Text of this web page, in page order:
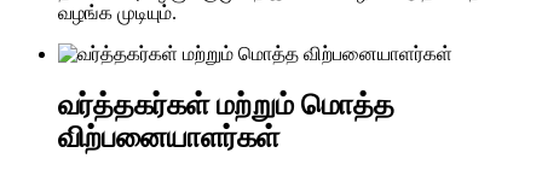
வழங்க முடியும்.
வர்த்தகர்கள் மற்றும் மொத்த
விற்பனையாளர்கள்